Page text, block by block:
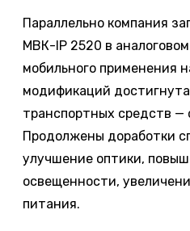
Параллельно компания
МВК-IP 2520 в
мобильного применения
модификаций
транспортных средств —
Продолжены доработки
улучшение оптики,
освещенности,
питания.